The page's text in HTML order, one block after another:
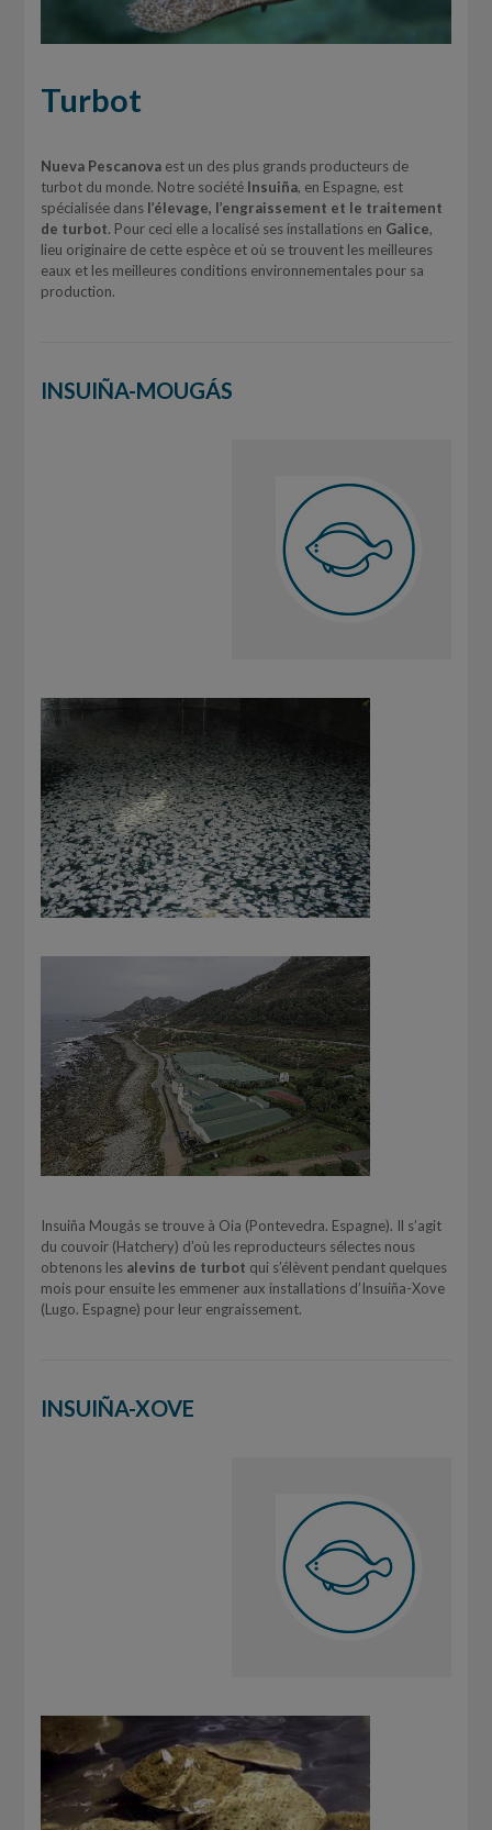
Turbot
Nueva Pescanovaest un des plus grands producteurs de
turbot du monde. Notre société Insuiña, en Espagne, est
spécialisée dans l’élevage, l’engraissement et le traitement
de turbot. Pour ceci elle a localisé ses installations en Galice,
lieu originaire de cette espèce et où se trouvent les meilleures
eaux et les meilleures conditions environnementales pour sa
production.
INSUIÑA-MOUGÁS
Insuiña Mougás se trouve à Oia (Pontevedra. Espagne). Il s’agit
du couvoir (Hatchery) d’où les reproducteurs sélectes nous
obtenons les alevins de turbot qui s’élèvent pendant quelques
mois pour ensuite les emmener aux installations d’Insuiña-Xove
(Lugo. Espagne) pour leur engraissement.
INSUIÑA-XOVE